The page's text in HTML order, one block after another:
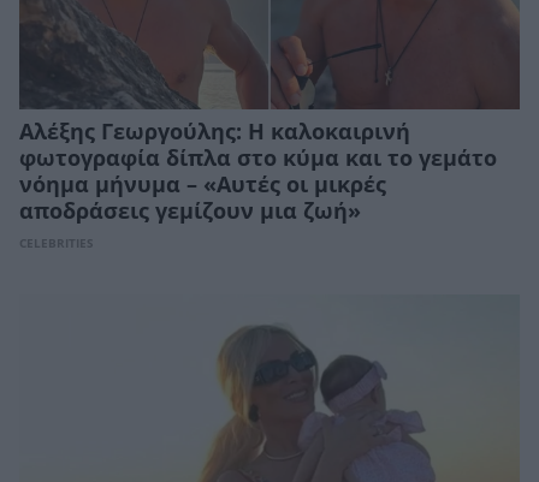
Αλέξης Γεωργούλης: Η καλοκαιρινή
φωτογραφία δίπλα στο κύμα και το γεμάτο
νόημα μήνυμα – «Αυτές οι μικρές
αποδράσεις γεμίζουν μια ζωή»
CELEBRITIES